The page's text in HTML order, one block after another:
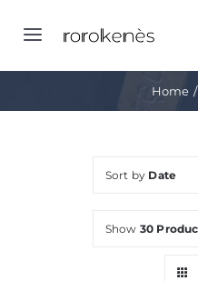
Toggle
Navigation
Home
Sort by Date
Show 30